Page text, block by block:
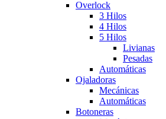
Overlock
3 Hilos
4 Hilos
5 Hilos
Livianas
Pesadas
Automáticas
Ojaladoras
Mecánicas
Automáticas
Botoneras